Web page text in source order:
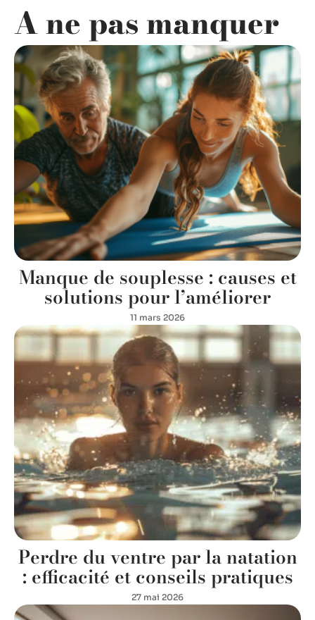
A ne pas manquer
Manque de souplesse : causes et
solutions pour l’améliorer
11 mars 2026
Perdre du ventre par la natation
: efficacité et conseils pratiques
27 mai 2026